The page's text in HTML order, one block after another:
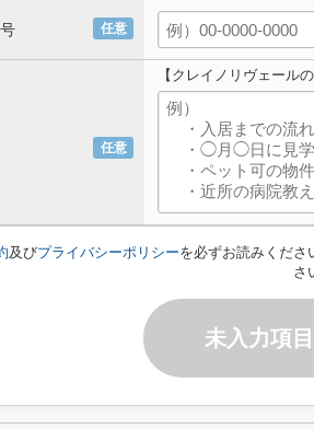
任意
任意
【クレイノリヴェール
及びプライバシーポリシーを必ずお読みくださ
さ
未入力項